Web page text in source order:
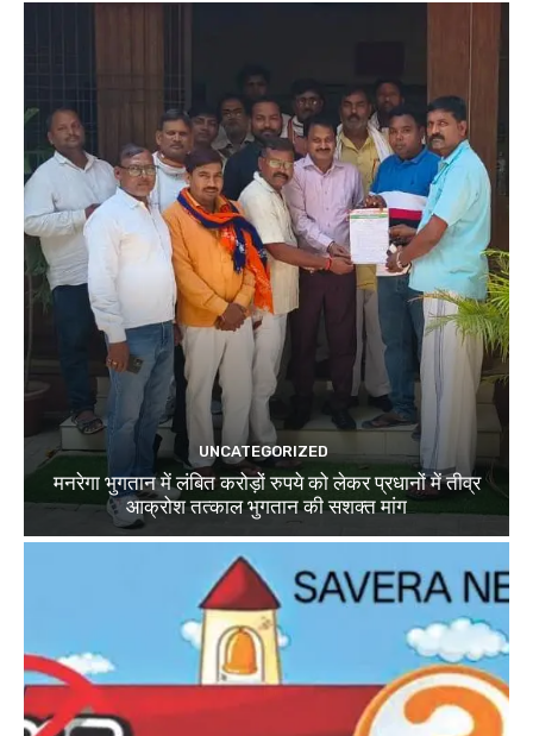
UNCATEGORIZED
मनरेगा भुगतान में लंबित करोड़ों रुपये को लेकर प्रधानों में तीव्र
आक्रोश तत्काल भुगतान की सशक्त मांग